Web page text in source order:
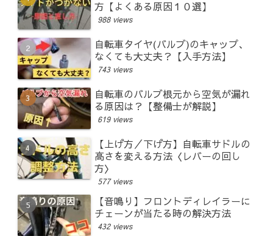
方【よくある原因１０選】
988 views
自転車タイヤ(バルブ)のキャップ、
なくても大丈夫？【入手方法】
743 views
自転車のバルブ根元から空気が漏れ
る原因は？【整備士が解説】
619 views
【上げ方／下げ方】自転車サドルの
高さを変える方法〈レバーの回し
方〉
577 views
【音鳴り】フロントディレイラーに
チェーンが当たる時の解決方法
432 views